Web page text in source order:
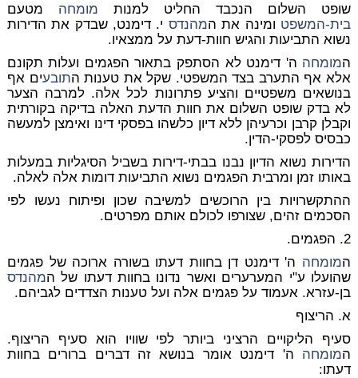
שופט השלום הנכבד החליט למנות מומחה מטעם
בית-המשפט ומינה את המהנדס י. דימנט, שבדק את הדירות
נשוא התביעות והגיש חוות-דעת על ממצאיו.
המומחה ה' דימנט לא הסתפק בתאור הפגמים ועלות תקונם
אלא אף התערב בצד המשפטי. שקל את טענות התובעים אף
בנושאים משפטיים והציע פתרונות לכל אלה. למרבה הצער
לא בדק שופט השלום את חוות הדעת האלה בדיקה בקורתית
וקבלן קרבן וכרעיהן ללא דיון כלשהו בפסקי דינו ואימצן למעשה
כבסיס לפסקי-הדין.
הדירות נשוא הדיון נבנו בבתי-דירות בשביל הסיגליות במעלות
באותו זמן ומרבית הפגמים נשוא התביעות דומות אלה לאלה.
ההתקשרויות בין הרוכשים למשיבה שכון ופיתוח נעשו לפי
הסכמים זהים, שצורפו לכולם אותם מפרטים.
2. הפגמים.
המומחה ה' דימנט דן בחוות דעתו בשורה ארוכה של פגמים
שהועלו ע"י המערערים ואשר נדונו בחוות דעתו של המהנדס
בן-עזרא. אעמוד על פגמים אלה ועל טענות הצדדים לגביהם.
א. הריצוף
סעיף הליקויים הרציני ביותר לפי שוויו הוא סעיף הריצוף.
המומחה ה' דימנט אומר בנושא זה דברים ברורים בחוות
דעתו: